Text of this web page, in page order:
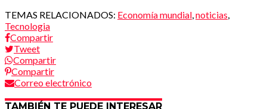
TEMAS RELACIONADOS: Economía mundial noticias
Tecnologia
Compartir
Tweet
Compartir
Compartir
Correo electrónico
TAMBIÉN TE PUEDE INTERESAR